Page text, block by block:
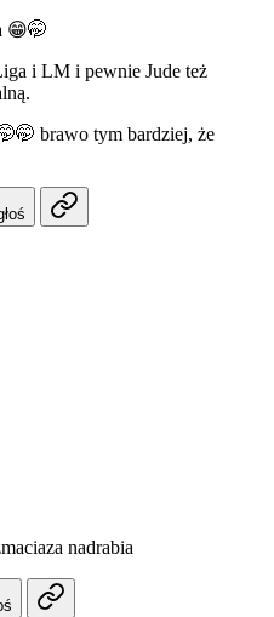
😁🤭
i LM i pewnie Jude też
brawo tym bardziej, że
nadrabia